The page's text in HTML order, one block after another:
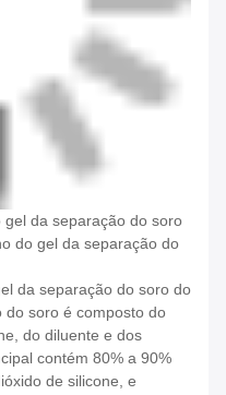
da separação do soro
do gel da separação do
da separação do soro do
do soro é composto do
do diluente e dos
contém 80% a 90%
de silicone, e